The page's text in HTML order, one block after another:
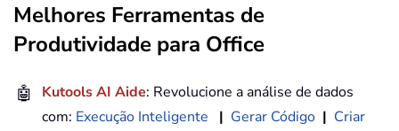
Melhores Ferramentas de
Produtividade para Office
🤖 Kutools AI Aide: Revolucione a análise de dados
com: Execução Inteligente | Gerar Código | Criar